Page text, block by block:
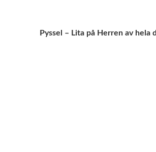
Pyssel – Lita på Herren av hela